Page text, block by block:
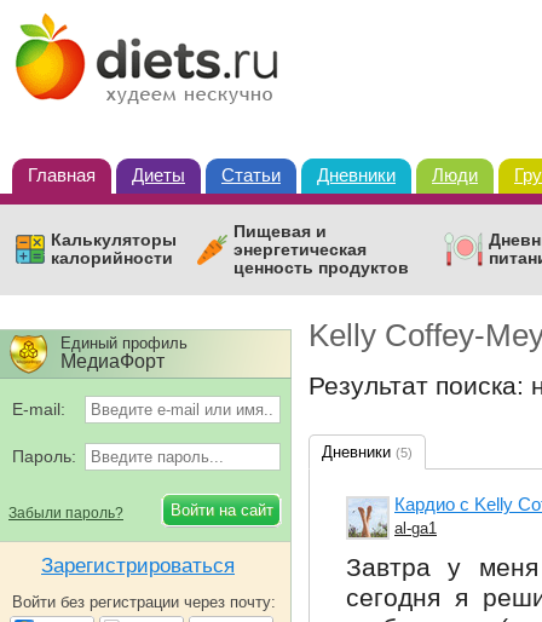
Главная Диеты Статьи Дневники Люди
Калькуляторы
калорийности
Пищевая и
энергетическая
ценность продуктов
Kelly Coffey-
Результат
Дневники (5)
Кардио с Kelly
al-ga1
Завтра у
сегодня я
Единый профиль
МедиаФорт
E-mail:
Пароль:
Забыли пароль?
Зарегистрироваться
Войти без регистрации через почту: